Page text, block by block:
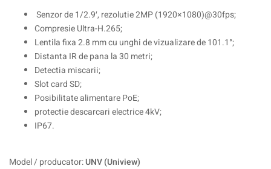
Senzor de 1/2.9′, rezolutie 2MP (1920×1080)@30fps;
Compresie Ultra-H.265;
Lentila fixa 2.8 mm cu unghi de vizualizare de 101.1°;
Distanta IR de pana la 30 metri;
Detectia miscarii;
Slot card SD;
Posibilitate alimentare PoE;
protectie descarcari electrice 4kV;
IP67.
Model / producator:UNV (Uniview)